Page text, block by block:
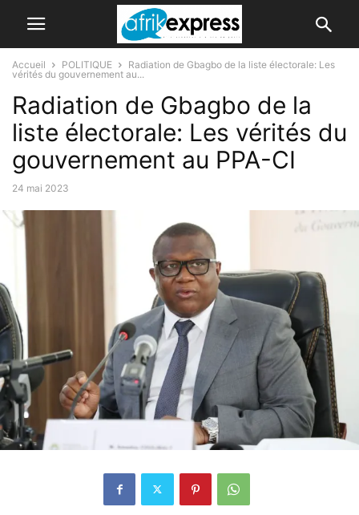
Accueil POLITIQUE
Radiation de Gbagbo de la liste électorale: Les
vérités du gouvernement au...
Radiation de Gbagbo de la
liste électorale: Les vérités du
gouvernement au PPA-CI
24 mai 2023